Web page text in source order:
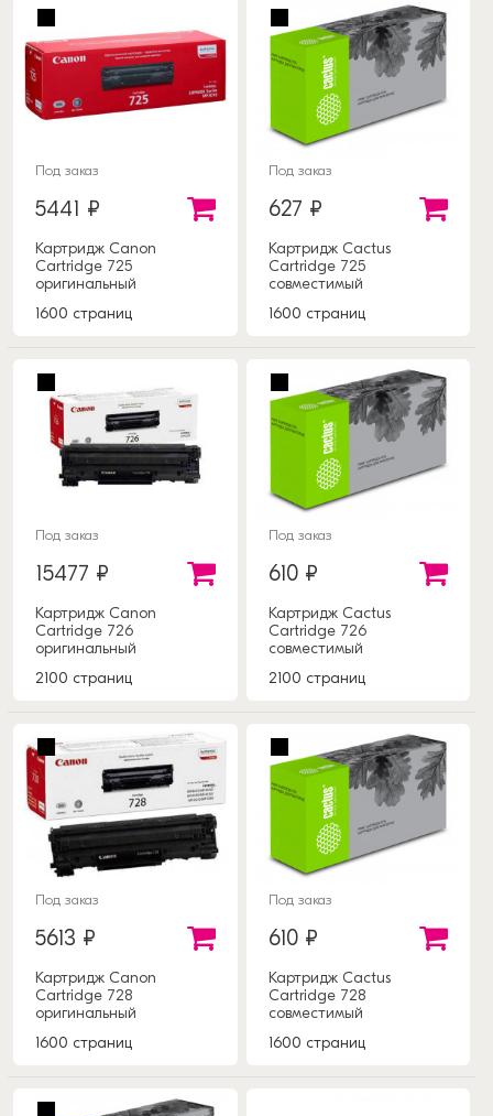
Под заказ
5441 ₽
Картридж Canon
Cartridge 725
оригинальный
1600 страниц
Под заказ
627 ₽
Картридж Cactus
Cartridge 725
совместимый
1600 страниц
Под заказ
15477 ₽
Картридж Canon
Cartridge 726
оригинальный
2100 страниц
Под заказ
610 ₽
Картридж Cactus
Cartridge 726
совместимый
2100 страниц
Под заказ
5613 ₽
Картридж Canon
Cartridge 728
оригинальный
1600 страниц
Под заказ
610 ₽
Картридж Cactus
Cartridge 728
совместимый
1600 страниц